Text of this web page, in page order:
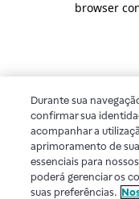
browser
Durante sua
confirmar sua
acompanhar a
aprimoramento de
essenciais para
poderá gerenciar os
suas preferências.